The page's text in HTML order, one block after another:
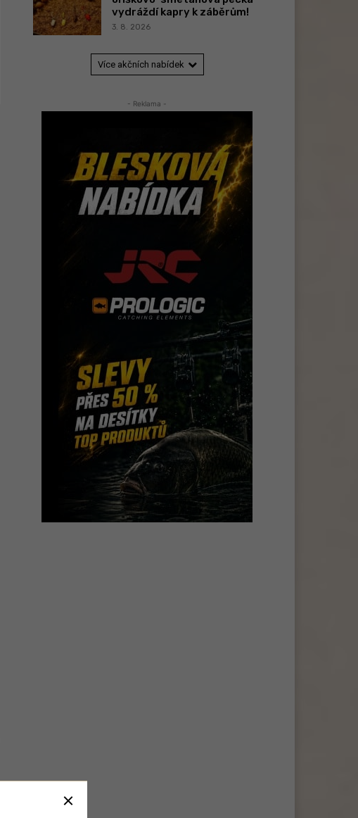
vydráždí kapry k záběrům!
3. 8. 2026
Více akčních nabídek
- Reklama -